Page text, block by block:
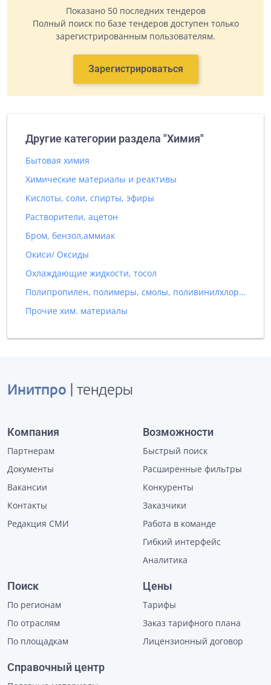
Показано 50 последних тендеров
Полный поиск по базе тендеров доступен только
зарегистрированным пользователям.
Зарегистрироваться
Другие категории раздела "Химия"
Бытовая химия
Химические материалы и реактивы
Кислоты, соли, спирты, эфиры
Растворители, ацетон
Бром, бензол,аммиак
Окиси/ Оксиды
Охлаждающие жидкости, тосол
Полипропилен, полимеры, смолы, поливинилхлорид (ПВХ)
Прочие хим. материалы
Инитпро | тендеры
Компания
Партнерам
Документы
Вакансии
Контакты
Редакция СМИ
Возможности
Быстрый поиск
Расширенные фильтры
Конкуренты
Заказчики
Работа в команде
Гибкий интерфейс
Аналитика
Поиск
По регионам
По отраслям
По площадкам
Цены
Тарифы
Заказ тарифного плана
Лицензионный договор
Справочный центр